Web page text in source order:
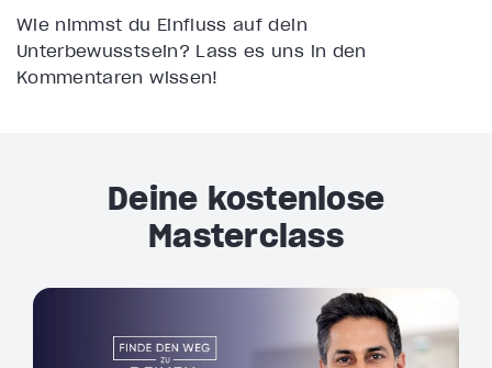
Wie nimmst du Einfluss auf dein
Unterbewusstsein? Lass es uns in den
Kommentaren wissen!
Deine kostenlose
Masterclass